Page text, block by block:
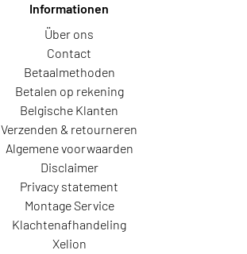
Informationen
Über ons
Contact
Betaalmethoden
Betalen op rekening
Belgische Klanten
Verzenden & retourneren
Algemene voorwaarden
Disclaimer
Privacy statement
Montage Service
Klachtenafhandeling
Xelion